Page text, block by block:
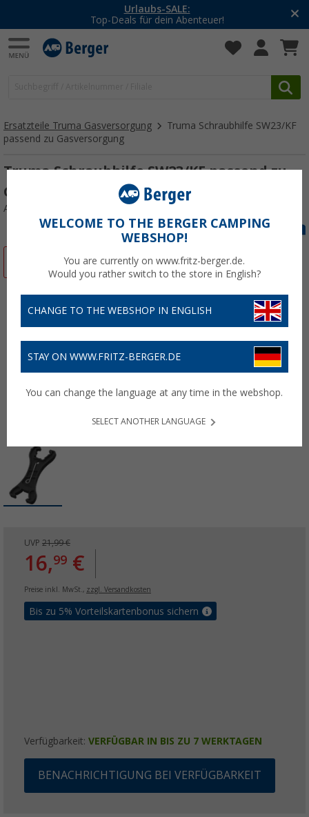
Urlaubs-SALE:
Top-Deals für dein Abenteuer!
Ersatzteile Truma Gasversorgung
Truma Schraubhilfe SW23/KF
passend zu Gasversorgung
Truma Schraubhilfe SW23/KF passend zu
Gasversorgung
Art.-Nr.: 200002LH
UVP 21,99 €
16,99 €
Preise inkl. MwSt., zzgl. Versandkosten
Bis zu 5% Vorteilskartenbonus sichern
Verfügbarkeit: VERFÜGBAR IN BIS ZU 7 WERKTAGEN
BENACHRICHTIGUNG BEI VERFÜGBARKEIT
WELCOME TO THE BERGER CAMPING
WEBSHOP!
You are currently on www.fritz-berger.de.
Would you rather switch to the store in English?
CHANGE TO THE WEBSHOP IN ENGLISH
STAY ON WWW.FRITZ-BERGER.DE
You can change the language at any time in the webshop.
SELECT ANOTHER LANGUAGE